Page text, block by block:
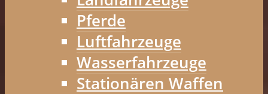
Pferde
Luftfahrzeuge
Wasserfahrzeuge
Stationären Waffen